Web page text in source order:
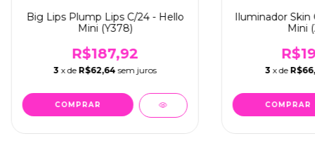
Big Lips Plump Lips C/24 - Hello
Mini (Y378)
R$187,92
3 x de R$62,64 sem juros
Iluminador Skin
Mini
3 x de